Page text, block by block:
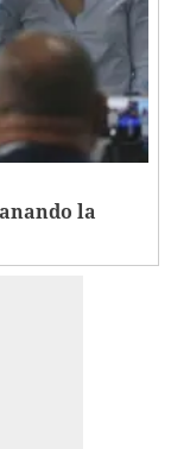
la